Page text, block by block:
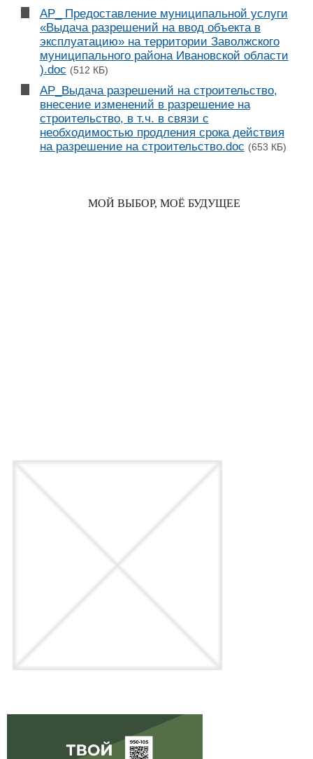
АР_ Предоставление муниципальной услуги
«Выдача разрешений на ввод объекта в
эксплуатацию» на территории Заволжского
муниципального района Ивановской области
).doc (512 КБ)
АР_Выдача разрешений на строительство,
внесение изменений в разрешение на
строительство, в т.ч. в связи с
необходимостью продления срока действия
на разрешение на строительство.doc (653 КБ)
МОЙ ВЫБОР, МОЁ БУДУЩЕЕ